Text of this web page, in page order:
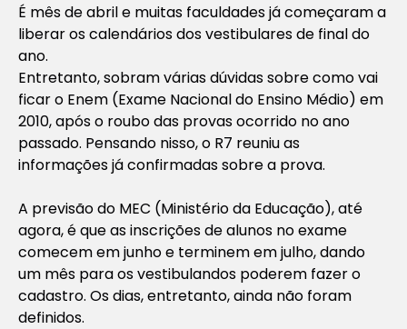
É mês de abril e muitas faculdades já começaram a
liberar os calendários dos vestibulares de final do
ano.
Entretanto, sobram várias dúvidas sobre como vai
ficar o Enem (Exame Nacional do Ensino Médio) em
2010, após o roubo das provas ocorrido no ano
passado. Pensando nisso, o R7 reuniu as
informações já confirmadas sobre a prova.
A previsão do MEC (Ministério da Educação), até
agora, é que as inscrições de alunos no exame
comecem em junho e terminem em julho, dando
um mês para os vestibulandos poderem fazer o
cadastro. Os dias, entretanto, ainda não foram
definidos.